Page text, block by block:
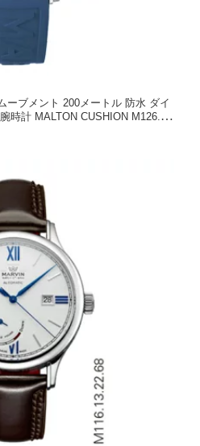
ーブメント 200メートル 防水 ダイ
時計 MALTON CUSHION M126.1